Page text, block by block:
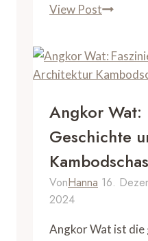
View Post
des
Angkor Wat:
Geschichte
Kambodschas
VonHanna 16.
2024
Angkor Wat ist